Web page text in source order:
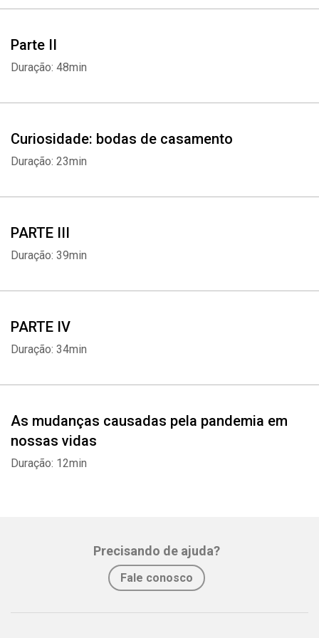
Parte II
Duração: 48min
Curiosidade: bodas de casamento
Duração: 23min
PARTE III
Duração: 39min
PARTE IV
Duração: 34min
As mudanças causadas pela pandemia em
nossas vidas
Duração: 12min
Precisando de ajuda?
Fale conosco